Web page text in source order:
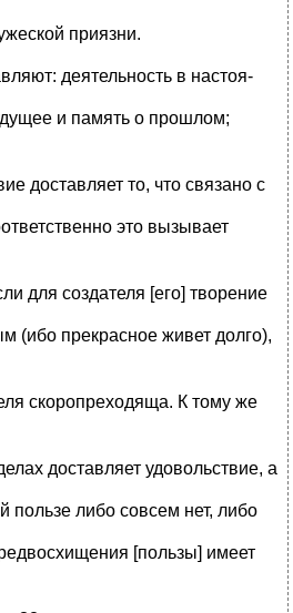
приязни.
деятельность в настоя-
и память о прошлом;
доставляет то, что связано с
это вызывает
для создателя [его] творение
(ибо прекрасное живет долго),
скоропреходяща. К тому же
доставляет удовольствие, а
пользе либо совсем нет, либо
[пользы] имеет